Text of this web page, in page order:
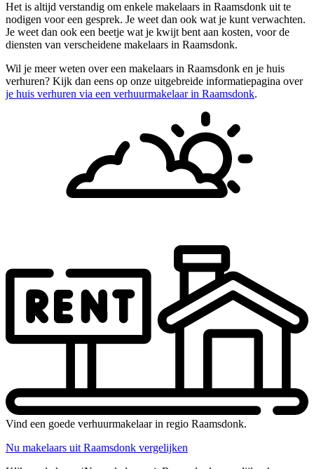
Het is altijd verstandig om enkele makelaars in Raamsdonk uit te
nodigen voor een gesprek. Je weet dan ook wat je kunt verwachten.
Je weet dan ook een beetje wat je kwijt bent aan kosten, voor de
diensten van verscheidene makelaars in Raamsdonk.
Wil je meer weten over een makelaars in Raamsdonk en je huis
verhuren? Kijk dan eens op onze uitgebreide informatiepagina over
je huis verhuren via een verhuurmakelaar in Raamsdonk.
Vind een goede verhuurmakelaar in regio Raamsdonk.
Nu makelaars uit Raamsdonk vergelijken